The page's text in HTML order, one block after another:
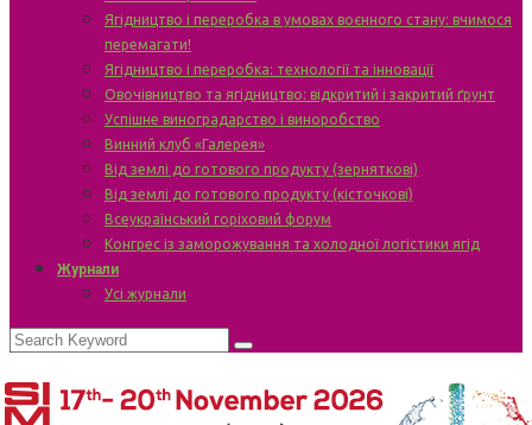
Ягідництво і переробка в умовах воєнного стану: вчимося
перемагати!
Ягідництво і переробка: технології та інновації
Овочівництво та ягідництво: відкритий і закритий ґрунт
Успішне виноградарство і виноробство
Винний клуб «Галерея»
Від землі до готового продукту (зерняткові)
Від землі до готового продукту (кісточкові)
Всеукраїнський горіховий форум
Конгрес із заморожування та холодної логістики ягід
Журнали
Усі журнали